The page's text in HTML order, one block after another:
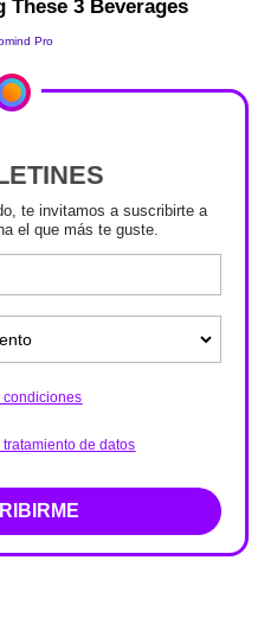
te invitamos a suscribirte a
el que más te guste.
condiciones
de datos